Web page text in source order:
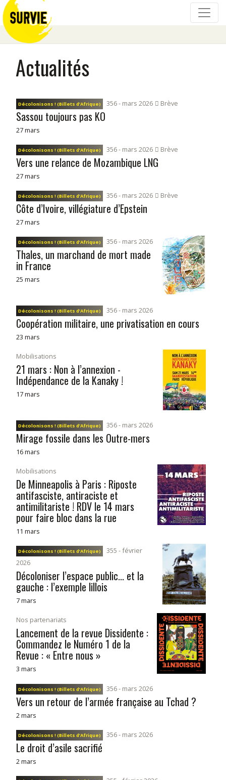
Actualités
Décolonisons ! (Billets d’Afrique) 356 - mars 2026 Brève
Sassou toujours pas KO
27 mars
Décolonisons ! (Billets d’Afrique) 356 - mars 2026 Brève
Vers une relance de Mozambique LNG
27 mars
Décolonisons ! (Billets d’Afrique) 356 - mars 2026 Brève
Côte d’Ivoire, villégiature d’Epstein
27 mars
Décolonisons ! (Billets d’Afrique) 356 - mars 2026
Thales, un marchand de mort made
in France
25 mars
Décolonisons ! (Billets d’Afrique) 356 - mars 2026
Coopération militaire, une privatisation en cours
23 mars
Mobilisations
21 mars : Non à l’annexion -
Indépendance de la Kanaky !
17 mars
Décolonisons ! (Billets d’Afrique) 356 - mars 2026
Mirage fossile dans les Outre-mers
16 mars
Mobilisations
De Minneapolis à Paris : Riposte
antifasciste, antiraciste et
antimilitariste ! RDV le 14 mars
pour faire bloc dans la rue
11 mars
Décolonisons ! (Billets d’Afrique)
355 - février
2026
Décoloniser l’espace public... et la
gauche : l’exemple lillois
7 mars
Nos partenariats
Lancement de la revue Dissidente :
Commandez le Numéro 1 de la
Revue : « Entre nous »
3 mars
Décolonisons ! (Billets d’Afrique) 356 - mars 2026
Vers un retour de l’armée française au Tchad ?
2 mars
Décolonisons ! (Billets d’Afrique) 356 - mars 2026
Le droit d’asile sacrifié
2 mars